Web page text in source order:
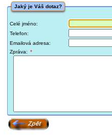
Jaký je Váš dotaz?
Celé jméno:
Telefon:
Emailová adresa:
Zpráva: *